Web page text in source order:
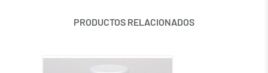
PRODUCTOS RELACIONADOS